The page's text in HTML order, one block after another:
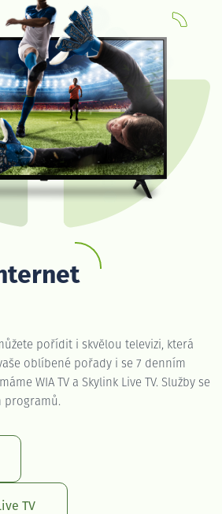
pořídit i skvělou televizi, která
oblíbené pořady i se 7 denním
WIA TV a Skylink Live TV. Služby se
programů.
TV